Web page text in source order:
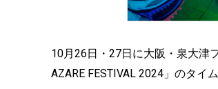
10月26日・27日に大阪・泉大津
AZARE FESTIVAL 2024」のタイ